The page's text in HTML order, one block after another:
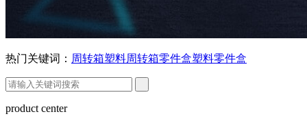
热门关键词： 周转箱塑料周转箱零件盒塑料零件盒
product center